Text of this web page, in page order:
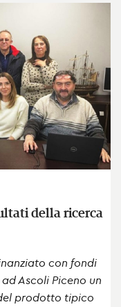
della ricerca
con fondi
Ascoli Piceno un
prodotto tipico